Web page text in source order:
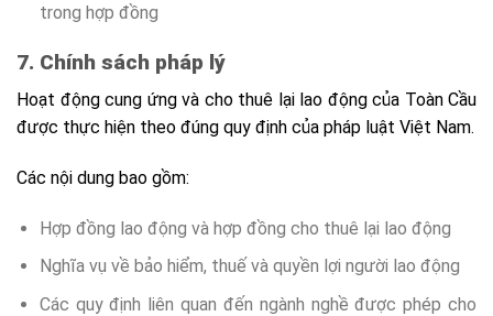
trong hợp đồng
7. Chính sách pháp lý
Hoạt động cung ứng và cho thuê lại lao động của Toàn Cầu
được thực hiện theo đúng quy định của pháp luật Việt Nam.
Các nội dung bao gồm:
Hợp đồng lao động và hợp đồng cho thuê lại lao động
Nghĩa vụ về bảo hiểm, thuế và quyền lợi người lao động
Các quy định liên quan đến ngành nghề được phép cho